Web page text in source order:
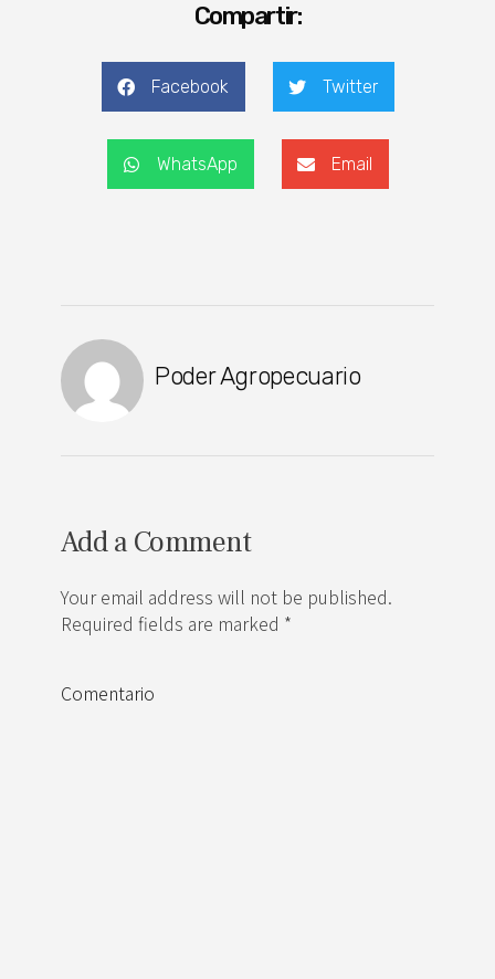
Compartir:
Facebook Twitter
WhatsApp Email
Poder Agropecuario
Add a Comment
Your email address will not be published.
Required fields are marked *
Comentario